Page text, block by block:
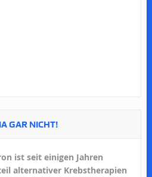
GAR NICHT!
ist seit einigen Jahren
alternativer Krebstherapien